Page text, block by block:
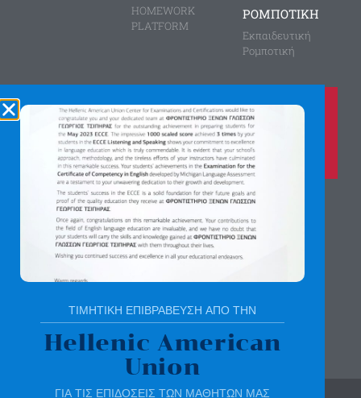
HOMEWORK
PLATFORM
ΡΟΜΠΟΤΙΚΗ
Εκπαιδευτική
Ρομποτική
Καλέστε μας τώρα στο
210 8028149
για περισσότερες πληροφορίες
Αγίας Παρασκευής 8, Άνω Πεύκη
Αργύρη Γεωργίου 2, Λυκόβρυση
Πατήστε εδώ για χάρτη
© All rights reserved | sotirchou.gr
ΤΙΜΗΤΙΚΗ ΕΠΙΒΡΑΒΕΥΣΗ ΑΠΟ ΤΗΝ
Hellenic American
Union
ΓΙΑ ΤΙΣ ΕΠΙΔΟΣΕΙΣ ΤΩΝ ΜΑΘΗΤΩΝ ΜΑΣ